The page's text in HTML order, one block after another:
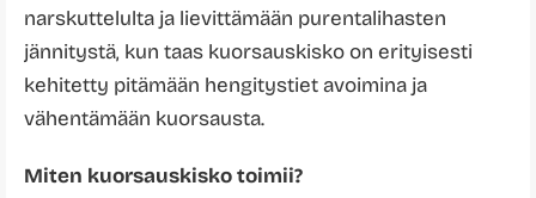
narskuttelulta ja lievittämään purentalihasten
jännitystä, kun taas kuorsauskisko on erityisesti
kehitetty pitämään hengitystiet avoimina ja
vähentämään kuorsausta.
Miten kuorsauskisko toimii?